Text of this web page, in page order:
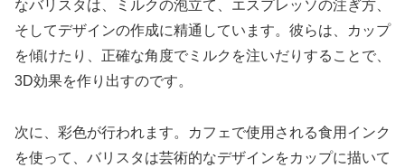
なバリスタは、ミルクの泡立て、エスプレッソの注ぎ方、
そしてデザインの作成に精通しています。彼らは、カップ
を傾けたり、正確な角度でミルクを注いだりすることで、
3D効果を作り出すのです。
次に、彩色が行われます。カフェで使用される食用インク
を使って、バリスタは芸術的なデザインをカップに描いて